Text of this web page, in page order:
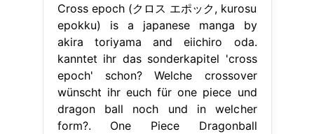
Cross epoch (クロス エポック, kurosu
epokku) is a japanese manga by
akira toriyama and eiichiro oda.
kanntet ihr das sonderkapitel 'cross
epoch' schon? Welche crossover
wünscht ihr euch für one piece und
dragon ball noch und in welcher
form?. One Piece Dragonball